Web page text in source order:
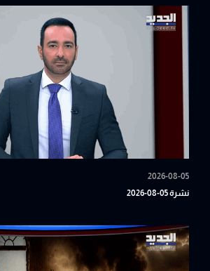
2026-08-05
نشرة 05-08-2026